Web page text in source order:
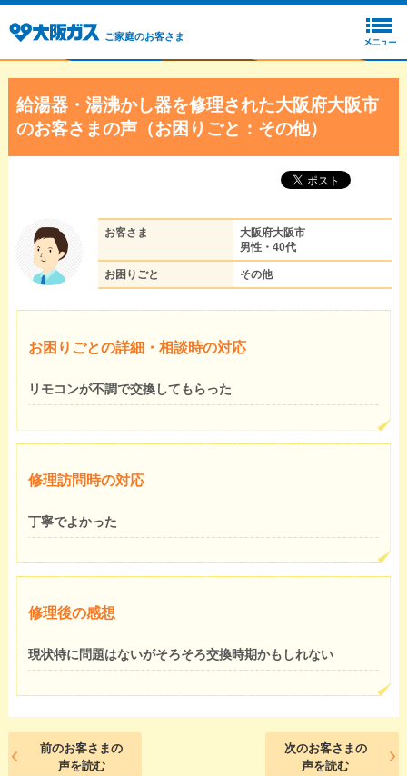
ご家庭のお客さま
給湯器・湯沸かし器を修理された大阪府大阪市
のお客さまの声（お困りごと：その他）
お客さま
大阪府大阪市
男性・40代
お困りごと その他
お困りごとの詳細・相談時の対応
リモコンが不調で交換してもらった
修理訪問時の対応
丁寧でよかった
修理後の感想
現状特に問題はないがそろそろ交換時期かもしれない
前のお客さまの
声を読む
次のお客さまの
声を読む